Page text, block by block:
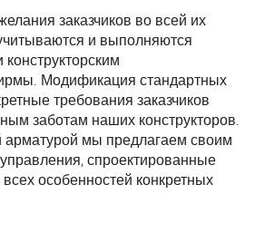
заказчиков во всей их
и выполняются
Модификация стандартных
требования заказчиков
заботам наших конструкторов.
арматурой мы предлагаем своим
спроектированные
особенностей конкретных